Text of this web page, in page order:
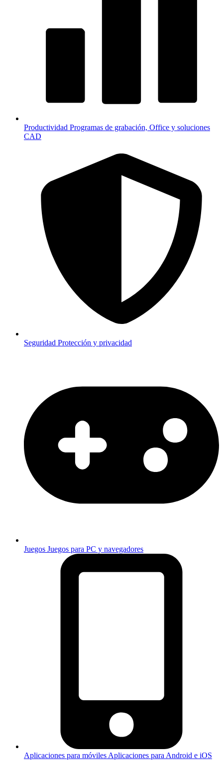
Productividad Programas de grabación, Office y soluciones
CAD
Seguridad Protección y privacidad
Juegos Juegos para PC y navegadores
Aplicaciones para móviles Aplicaciones para Android e iOS